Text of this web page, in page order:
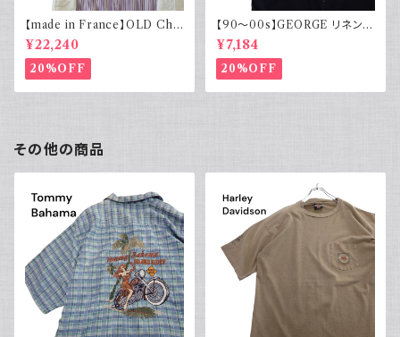
【made in France】OLD Cha
rvet ストライプ 切り替え 紫
¥22,240
20%OFF
【90～00s】GEORGE リネンレ
ーヨンシャツ 黒 ボックスシルエ
ット XL
¥7,184
20%OFF
その他の商品